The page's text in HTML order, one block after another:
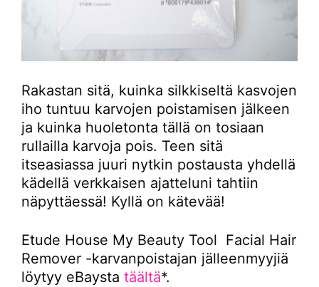
Rakastan sitä, kuinka silkkiseltä kasvojen
iho tuntuu karvojen poistamisen jälkeen
ja kuinka huoletonta tällä on tosiaan
rullailla karvoja pois. Teen sitä
itseasiassa juuri nytkin postausta yhdellä
kädellä verkkaisen ajatteluni tahtiin
näpyttäessä! Kyllä on kätevää!
Etude House My Beauty Tool Facial Hair
Remover -karvanpoistajan jälleenmyyjiä
löytyy eBaysta täältä*.